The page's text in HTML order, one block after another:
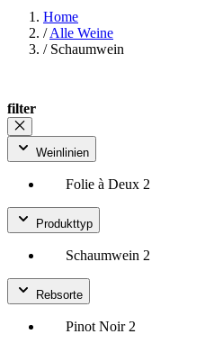
Home
/ Alle Weine
/ Schaumwein
filter
Weinlinien
Folie à Deux 2
Produkttyp
Schaumwein 2
Rebsorte
Pinot Noir 2